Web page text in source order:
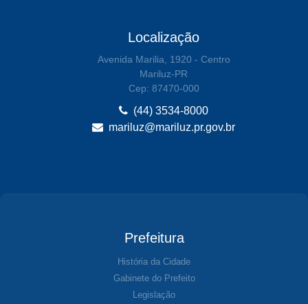
Localização
Avenida Marilia, 1920 - Centro
Mariluz-PR
Cep: 87470-000
(44) 3534-8000
mariluz@mariluz.pr.gov.br
Prefeitura
História da Cidade
Gabinete do Prefeito
Legislação